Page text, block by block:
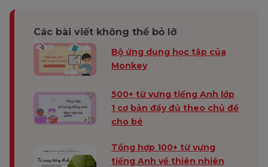
Good night.
Chúc ngủ
tạm biệt hoàn
văn phòng!
Các bài viết không thể bỏ lỡ
Bộ ứng dụng học tập của
Monkey
500+ từ vựng tiếng Anh lớp
1 cơ bản đầy đủ theo chủ đề
cho bé
Tổng hợp 100+ từ vựng
tiếng Anh về thiên nhiên